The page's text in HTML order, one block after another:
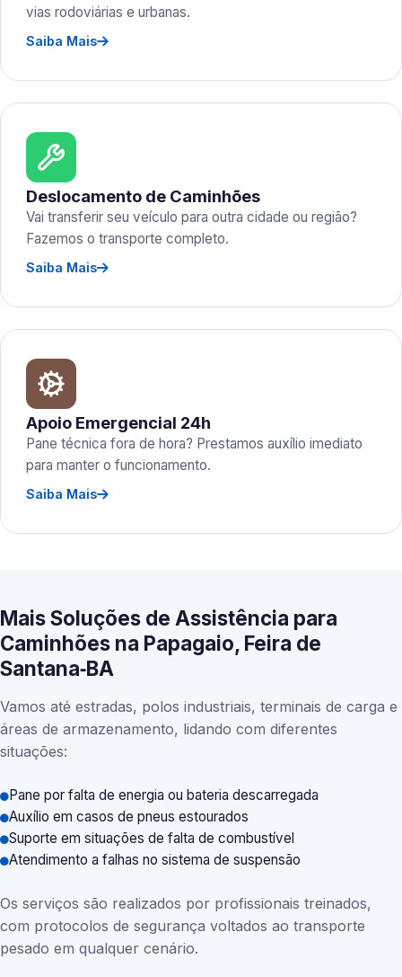
vias rodoviárias e urbanas.
Saiba Mais
Deslocamento de Caminhões
Vai transferir seu veículo para outra cidade ou região?
Fazemos o transporte completo.
Saiba Mais
Apoio Emergencial 24h
Pane técnica fora de hora? Prestamos auxílio imediato
para manter o funcionamento.
Saiba Mais
Mais Soluções de Assistência para
Caminhões na Papagaio, Feira de
Santana‑BA
Vamos até estradas, polos industriais, terminais de carga e
áreas de armazenamento, lidando com diferentes
situações:
Pane por falta de energia ou bateria descarregada
Auxílio em casos de pneus estourados
Suporte em situações de falta de combustível
Atendimento a falhas no sistema de suspensão
Os serviços são realizados por profissionais treinados,
com protocolos de segurança voltados ao transporte
pesado em qualquer cenário.